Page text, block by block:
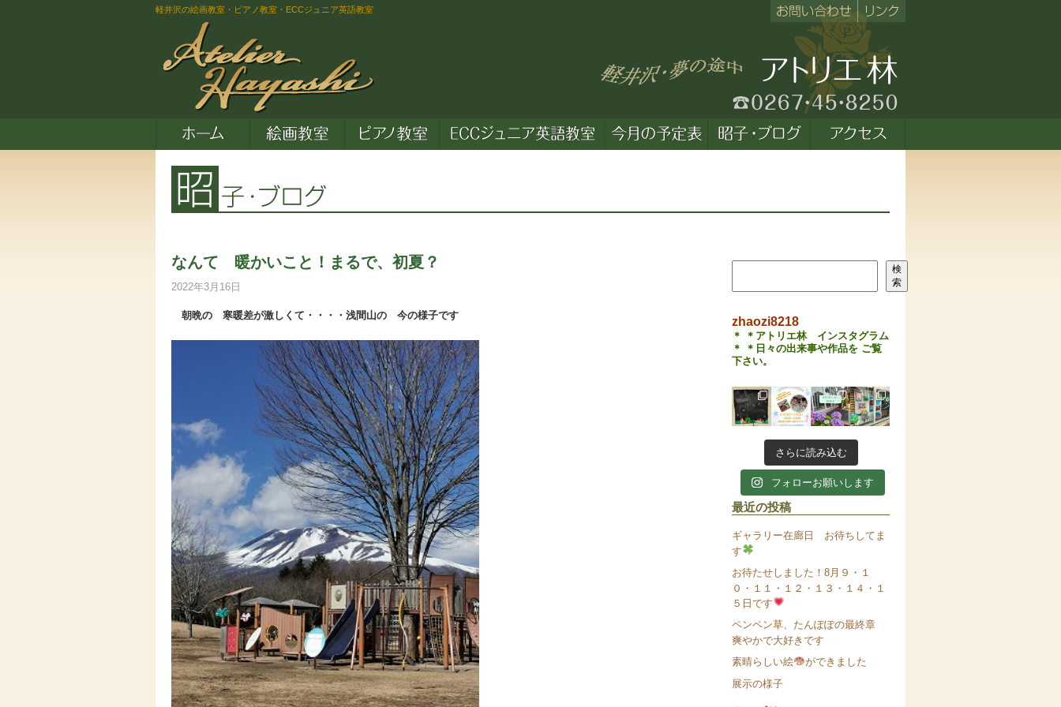
軽井沢の絵画教室・ピアノ教室・ECCジュニア英語教室
なんて 暖かいこと！まるで、初夏？
2022年3月16日
朝晩の 寒暖差が激しくて・・・・浅間山の 今の様子です
検
索
zhaozi8218
＊ ＊アトリエ林 インスタグラム
＊ ＊日々の出来事や作品を ご覧
下さい。
さらに読み込む
フォローお願いします
最近の投稿
ギャラリー在廊日 お待ちしてま
す
お待たせしました！8月９・１
０・１１・１２・１３・１４・１
５日です
ペンペン草、たんぽぽの最終章
爽やかで大好きです
素晴らしい絵
ができました
展示の様子